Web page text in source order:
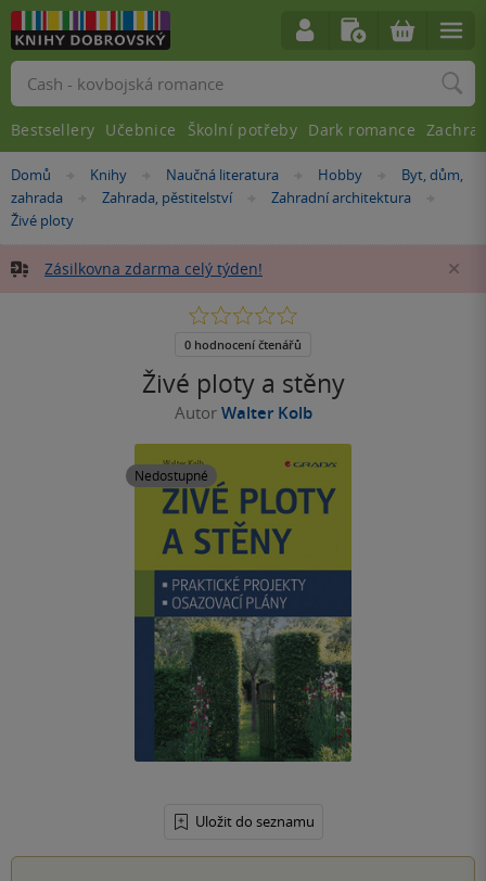
Nacházíte
se
zde:
Domů »
Knihy »Naučná literatura »Hobby »Byt, dům,
zahrada
»
Zahrada, pěstitelství »
Zahradní architektura
Živé ploty
Zásilkovna zdarma celý týden!
Živé ploty a stěny
Autor Walter Kolb
Nedostupné
Uložit do seznamu
0.0
5
0 hodnocení čtenářů
Vyhledávání
Bestsellery Učebnice Školní potřeby Dark romance